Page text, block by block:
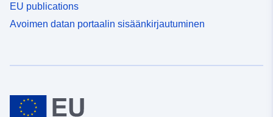
EU publications
Avoimen datan portaalin sisäänkirjautuminen